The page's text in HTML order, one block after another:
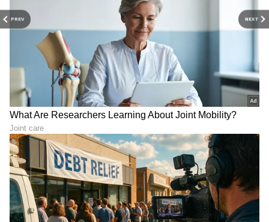
PREV NEXT